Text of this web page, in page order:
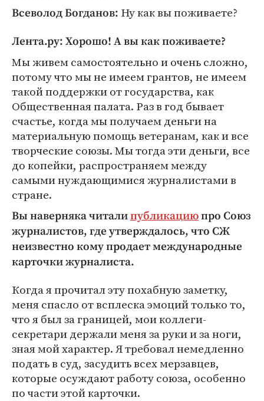
Всеволод Богданов: Ну как вы поживаете?
Лента.ру: Хорошо! А вы как поживаете?
Мы живем самостоятельно и очень сложно,
потому что мы не имеем грантов, не имеем
такой поддержки от государства, как
Общественная палата. Раз в год бывает
счастье, когда мы получаем деньги на
материальную помощь ветеранам, как и все
творческие союзы. Мы тогда эти деньги, все
до копейки, распространяем между
самыми нуждающимися журналистами в
стране.
Вы наверняка читалипубликациюпро Союз
журналистов, где утверждалось, что СЖ
неизвестно кому продает международные
карточки журналиста.
Когда я прочитал эту похабную заметку,
меня спасло от всплеска эмоций только то,
что я был за границей, мои коллеги-
секретари держали меня за руки и за ноги,
зная мой характер. Я требовал немедленно
подать в суд, засудить всех мерзавцев,
которые осуждают работу союза, особенно
по части этой карточки.